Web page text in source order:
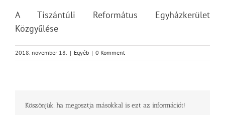
A Tiszántúli Református Egyházkerület
Közgyűlése
2018. november 18. | Egyéb | 0 Komment
Köszönjük, ha megosztja másokkal is ezt az információt!